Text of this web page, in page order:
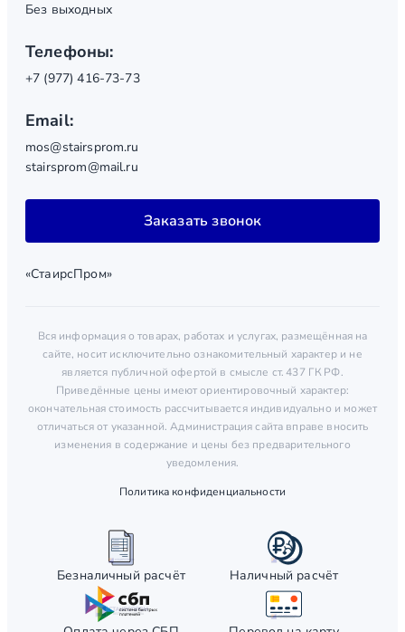
Без выходных
Телефоны:
+7 (977) 416-73-73
Email:
mos@stairsprom.ru
stairsprom@mail.ru
Заказать звонок
«СтаирсПром»
Вся информация о товарах, работах и услугах, размещённая на
сайте, носит исключительно ознакомительный характер и не
является публичной офертой в смысле ст. 437 ГК РФ.
Приведённые цены имеют ориентировочный характер:
окончательная стоимость рассчитывается индивидуально и может
отличаться от указанной. Администрация сайта вправе вносить
изменения в содержание и цены без предварительного
уведомления.
Политика конфиденциальности
Безналичный расчёт Наличный расчёт